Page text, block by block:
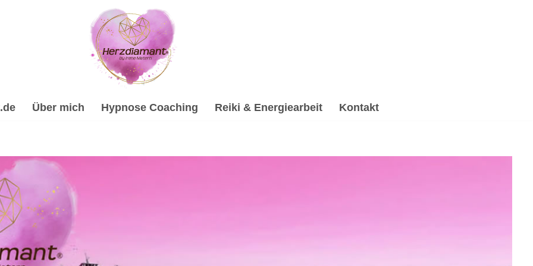
Über mich Hypnose Coaching Reiki & Energiearbeit Kontakt
Psychologische Beratung, Reiki & Energiearbeit, Spirituelle Trauerverarbeitung & Trauerhilfe,
✔️ Hypnose, ☑️ Spirituelle Trauerverarbeitung & Trauerhilfe, ✔️ Psychologische Beratung und ✔️ Spirituelles
Coach & psychologische Beraterin in Sensbachtal. Dein Erfolg, mein Versprechen ✉.